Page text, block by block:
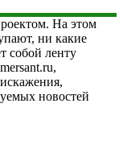
На этом
ни какие
собой ленту
новостей